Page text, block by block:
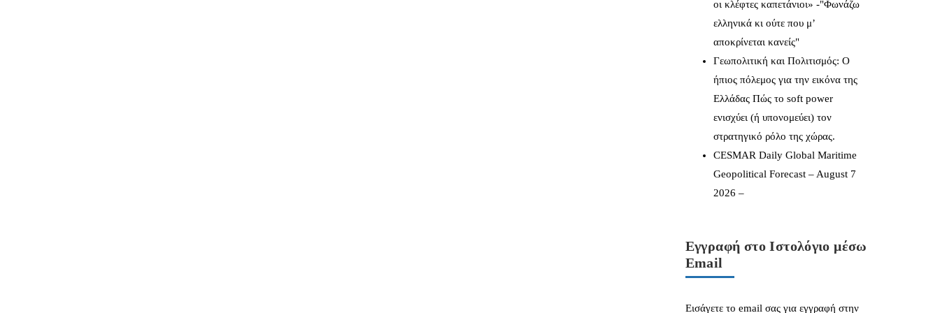
οι κλέφτες καπετάνιοι» -"Φωνάζω
ελληνικά κι ούτε που μ’
αποκρίνεται κανείς"
Γεωπολιτική και Πολιτισμός: Ο
ήπιος πόλεμος για την εικόνα της
Ελλάδας Πώς το soft power
ενισχύει (ή υπονομεύει) τον
στρατηγικό ρόλο της χώρας.
CESMAR Daily Global Maritime
Geopolitical Forecast – August 7
2026 –
Εγγραφή στο Ιστολόγιο μέσω
Email
Εισάγετε το email σας για εγγραφή στην